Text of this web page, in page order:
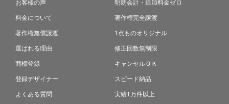
お客様の声
料金について
著作権無償譲渡
選ばれる理由
商標登録
登録デザイナー
よくある質問
明朗会計・追加料金ゼロ
著作権完全譲渡
1点ものオリジナル
修正回数無制限
キャンセルＯＫ
スピード納品
実績1万件以上